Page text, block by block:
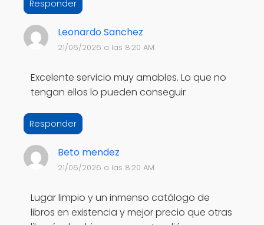
Responder
Leonardo Sanchez
21/06/2026 a las 8:20 AM
Excelente servicio muy amables. Lo que no
tengan ellos lo pueden conseguir
Responder
Beto mendez
21/06/2026 a las 8:20 AM
Lugar limpio y un inmenso catálogo de
libros en existencia y mejor precio que otras